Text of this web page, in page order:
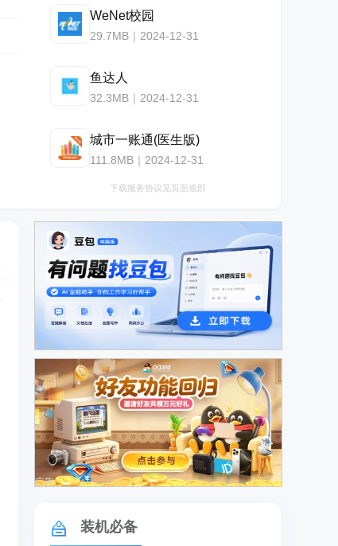
WeNet校园
29.7MB｜2024-12-31
鱼达人
32.3MB｜2024-12-31
城市一账通(医生版)
111.8MB｜2024-12-31
下载服务协议见页面底部
广告
广告
装机必备